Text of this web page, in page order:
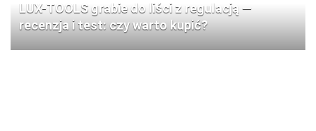
LUX-TOOLS grabie do liści z regulacją —
recenzja i test: czy warto kupić?